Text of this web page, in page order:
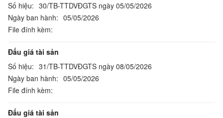
Số hiệu: 30/TB-TTDVĐGTS ngày 05/05/2026
Ngày ban hành: 05/05/2026
File đính kèm:
Đấu giá tài sản
Số hiệu: 31/TB-TTDVĐGTS ngày 08/05/2026
Ngày ban hành: 05/05/2026
File đính kèm:
Đấu giá tài sản